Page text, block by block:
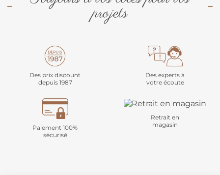
projets
Des prix discount
depuis 1987
Des experts à
votre écoute
Paiement 100%
sécurisé
Retrait en
magasin